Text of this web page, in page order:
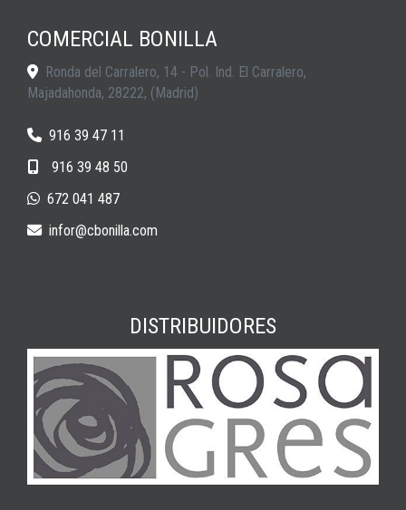
COMERCIAL BONILLA
Ronda del Carralero, 14 - Pol. Ind. El Carralero,
Majadahonda, 28222, (Madrid)
916 39 47 11
916 39 48 50
672 041 487
infor
cbonilla.com
DISTRIBUIDORES